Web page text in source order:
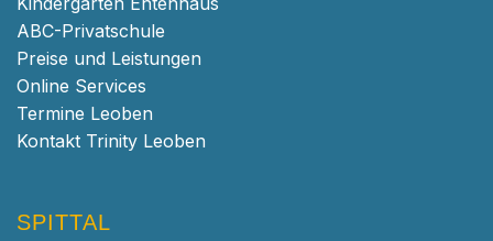
ABC-Privatschule
Preise und Leistungen
Online Services
Termine Leoben
Kontakt Trinity Leoben
SPITTAL